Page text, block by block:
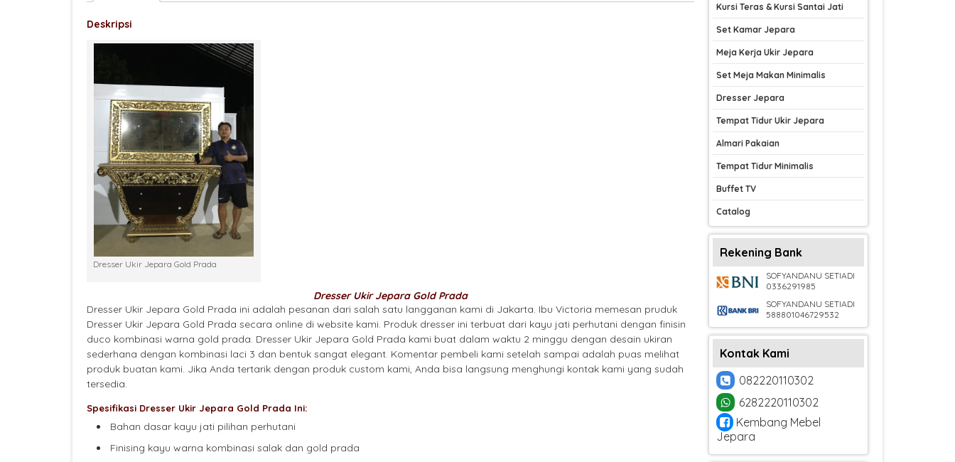
Deskripsi
Dresser Ukir Jepara Gold Prada
Dresser Ukir Jepara Gold Prada
Dresser Ukir Jepara Gold Prada ini adalah pesanan dari salah satu langganan kami di Jakarta. Ibu Victoria memesan pruduk
Dresser Ukir Jepara Gold Prada secara online di website kami. Produk dresser ini terbuat dari kayu jati perhutani dengan finisin
duco kombinasi warna gold prada. Dresser Ukir Jepara Gold Prada kami buat dalam waktu 2 minggu dengan desain ukiran
sederhana dengan kombinasi laci 3 dan bentuk sangat elegant. Komentar pembeli kami setelah sampai adalah puas melihat
produk buatan kami. Jika Anda tertarik dengan produk custom kami, Anda bisa langsung menghungi kontak kami yang sudah
tersedia.
Spesifikasi Dresser Ukir Jepara Gold Prada Ini:
Bahan dasar kayu jati pilihan perhutani
Finising kayu warna kombinasi salak dan gold prada
Kursi Teras & Kursi Santai Jati
Set Kamar Jepara
Meja Kerja Ukir Jepara
Set Meja Makan Minimalis
Dresser Jepara
Tempat Tidur Ukir Jepara
Almari Pakaian
Tempat Tidur Minimalis
Buffet TV
Catalog
Rekening Bank
SOFYANDANU SETIADI
0336291985
SOFYANDANU SETIADI
588801046729532
Kontak Kami
082220110302
6282220110302
Kembang Mebel
Jepara